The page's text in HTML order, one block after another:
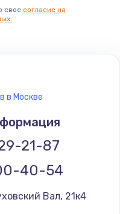
моста
свое согласие на
в Москве
21-87
40-54
Вал, 21к4